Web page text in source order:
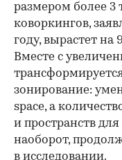
размером более 3
коворкингов,
году, вырастет на
Вместе с
зонирование:
space, а
и пространств
наоборот,
в исследовании.